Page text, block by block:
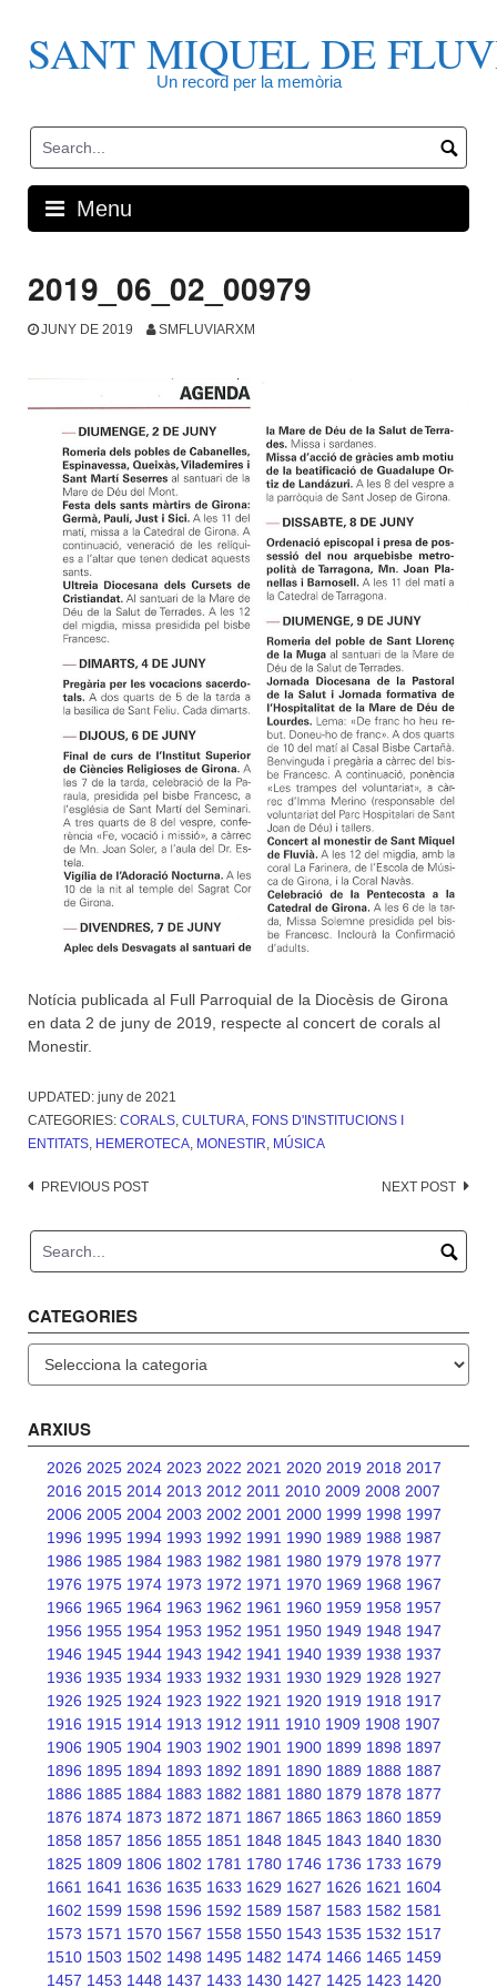
contentSANT MIQUEL DE
Un record per la memòria
Menu
2019_06_02_00979
JUNY DE 2019 SMFLUVIARXM
Notícia publicada al Full Parroquial de la Diocèsis de Girona
en data 2 de juny de 2019, respecte al concert de corals al
Monestir.
UPDATED: juny de 2021
CATEGORIES: CORALS, CULTURA, FONS D'INSTITUCIONS I
ENTITATS, HEMEROTECA, MONESTIR, MÚSICA
Post
PREVIOUS POST NEXT POST
CATEGORIES
ARXIUS
2026 2025 2024 2023 2022 2021 2020 2019 2018 2017
2016 2015 2014 2013 2012 2011 2010 2009 2008 2007
2006 2005 2004 2003 2002 2001 2000 1999 1998 1997
1996 1995 1994 1993 1992 1991 1990 1989 1988 1987
1986 1985 1984 1983 1982 1981 1980 1979 1978 1977
1976 1975 1974 1973 1972 1971 1970 1969 1968 1967
1966 1965 1964 1963 1962 1961 1960 1959 1958 1957
1956 1955 1954 1953 1952 1951 1950 1949 1948 1947
1946 1945 1944 1943 1942 1941 1940 1939 1938 1937
1936 1935 1934 1933 1932 1931 1930 1929 1928 1927
1926 1925 1924 1923 1922 1921 1920 1919 1918 1917
1916 1915 1914 1913 1912 1911 1910 1909 1908 1907
1906 1905 1904 1903 1902 1901 1900 1899 1898 1897
1896 1895 1894 1893 1892 1891 1890 1889 1888 1887
1886 1885 1884 1883 1882 1881 1880 1879 1878 1877
1876 1874 1873 1872 1871 1867 1865 1863 1860 1859
1858 1857 1856 1855 1851 1848 1845 1843 1840 1830
1825 1809 1806 1802 1781 1780 1746 1736 1733 1679
1661 1641 1636 1635 1633 1629 1627 1626 1621 1604
1602 1599 1598 1596 1592 1589 1587 1583 1582 1581
1573 1571 1570 1567 1558 1550 1543 1535 1532 1517
1510 1503 1502 1498 1495 1482 1474 1466 1465 1459
1457 1453 1448 1437 1433 1430 1427 1425 1423 1420